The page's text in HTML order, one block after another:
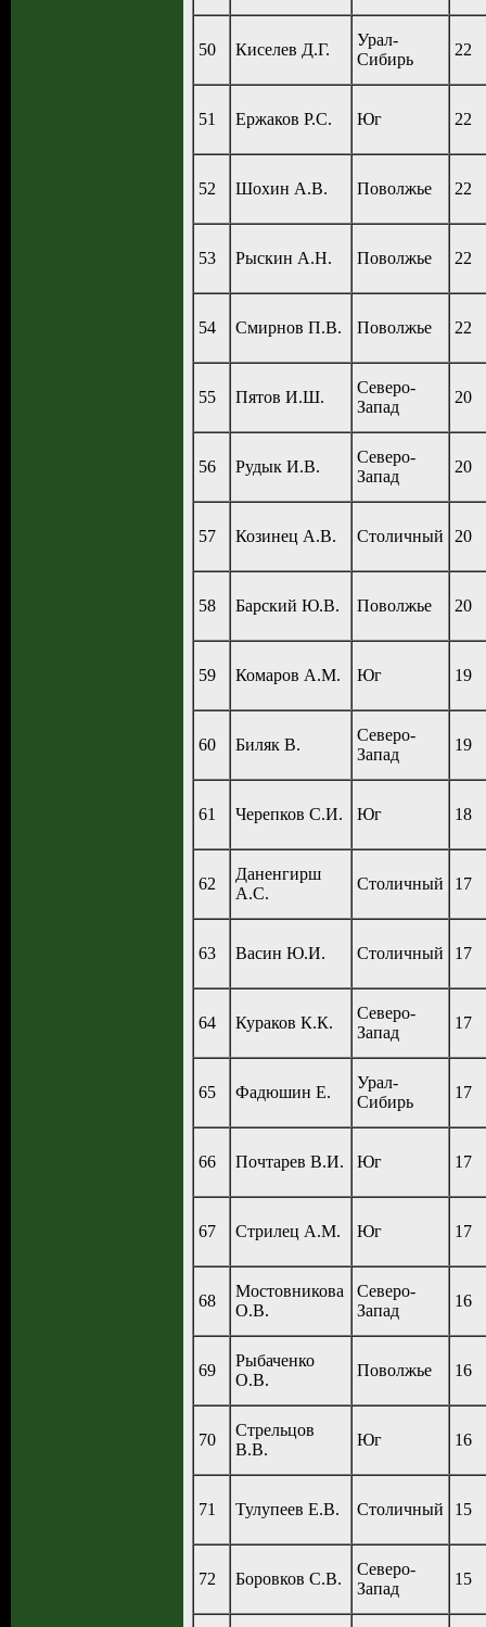
50 Киселев Д.Г.
Урал-
Сибирь
22
51 Ержаков Р.С. Юг 22
52 Шохин А.В. Поволжье 22
53 Рыскин А.Н. Поволжье 22
54 Смирнов П.В. Поволжье 22
55 Пятов И.Ш.
Северо-
Запад
20
56 Рудык И.В.
Северо-
Запад
20
57 Козинец А.В. Столичный 20
58 Барский Ю.В. Поволжье 20
59 Комаров А.М. Юг 19
60 Биляк В.
Северо-
Запад
19
61 Черепков С.И. Юг 18
62
Даненгирш
А.С.
Столичный 17
63 Васин Ю.И. Столичный 17
64 Кураков К.К.
Северо-
Запад
17
65 Фадюшин Е.
Урал-
Сибирь
17
66 Почтарев В.И. Юг 17
67 Стрилец А.М. Юг 17
68
Мостовникова
О.В.
Северо-
Запад
16
69
Рыбаченко
О.В.
Поволжье 16
70
Стрельцов
В.В.
Юг 16
71 Тулупеев Е.В. Столичный 15
72 Боровков С.В.
Северо-
Запад
15